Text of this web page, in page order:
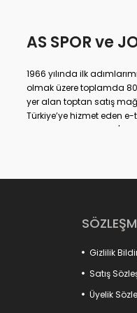
AS SPOR ve
1966 yılında ilk
olmak üzere toplamda
yer alan toptan satış
Türkiye’ye hizmet eden
markası ile de Türkiye'de
Gizlilik
Satış
Üyelik